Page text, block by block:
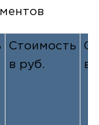
Стоимость
в руб.
в